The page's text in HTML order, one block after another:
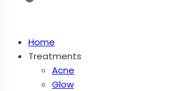
Home
Treatments
Acne
Glow